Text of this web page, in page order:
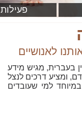
פעילות
לאנושיים
בעברית, מגיש מידע
ומציע דרכים לנצל
למי שעובדים